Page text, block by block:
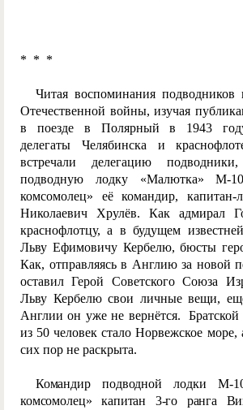
* * *
Читая воспоминания подводников
Отечественной войны, изучая
в поезде в Полярный в 1943 году
делегаты Челябинска и
встречали делегацию
подводную лодку «Малютка» М-
комсомолец» её командир, капитан-
Николаевич Хрулёв. Как адмирал
краснофлотцу, а в будущем
Льву Ефимовичу Кербелю, бюсты
Как, отправляясь в Англию за новой
оставил Герой Советского Союза
Льву Кербелю свои личные вещи,
Англии он уже не вернётся.
из 50 человек стало Норвежское море,
сих пор не раскрыта.
Командир подводной лодки М-
комсомолец» капитан 3-го ранга